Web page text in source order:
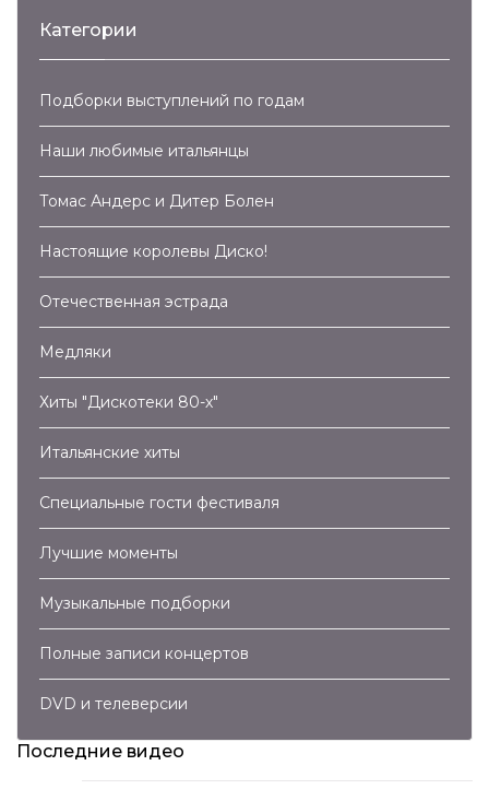
Категории
Подборки выступлений по годам
Наши любимые итальянцы
Томас Андерс и Дитер Болен
Настоящие королевы Диско!
Отечественная эстрада
Медляки
Хиты "Дискотеки 80-х"
Итальянские хиты
Специальные гости фестиваля
Лучшие моменты
Музыкальные подборки
Полные записи концертов
DVD и телеверсии
Последние видео